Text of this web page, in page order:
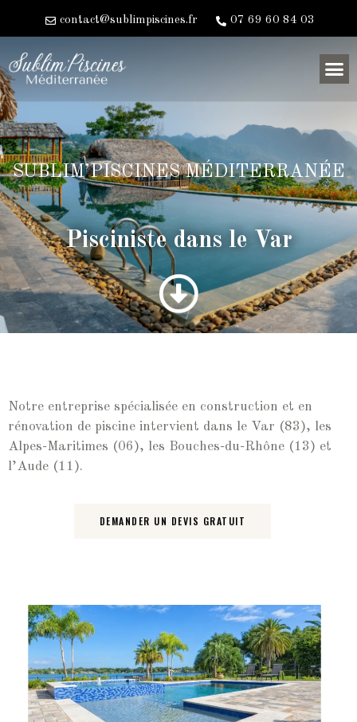
contact@sublimpiscines.fr 07 69 60 84 03
SUBLIM’PISCINES MÉDITERRANÉE
Pisciniste dans le Var
Notre entreprise spécialisée en construction et en
rénovation de piscine intervient dans le Var (83), les
Alpes-Maritimes (06), les Bouches-du-Rhône (13) et
l’Aude (11).
DEMANDER UN DEVIS GRATUIT